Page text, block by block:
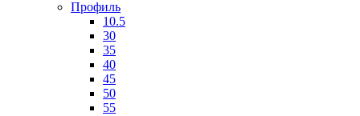
Профиль
10.5
30
35
40
45
50
55